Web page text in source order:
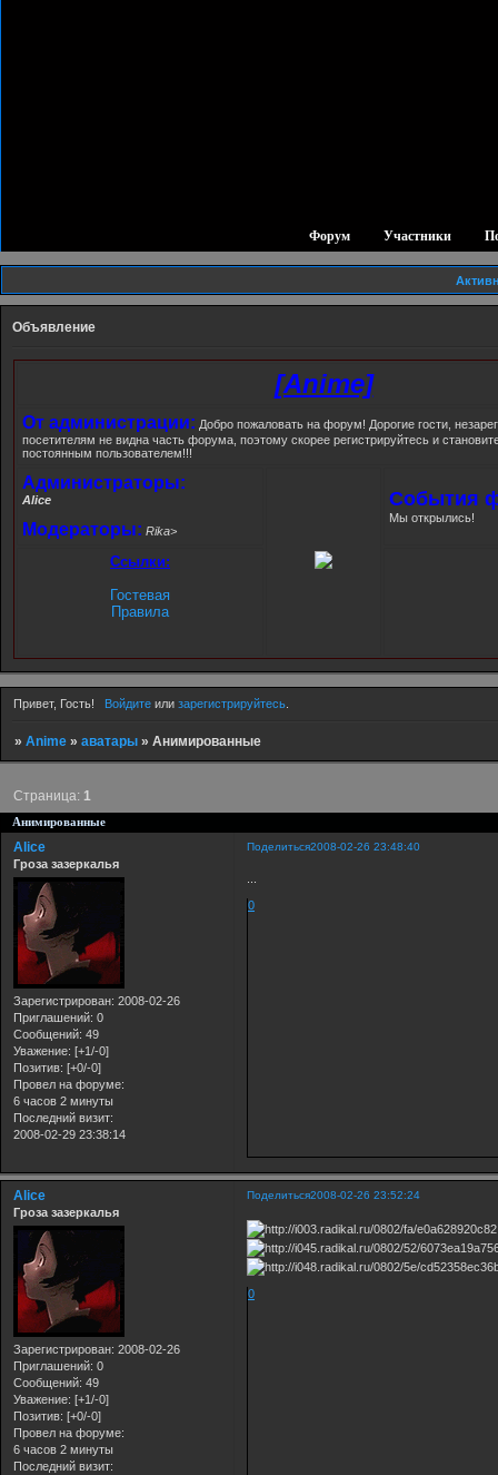
Форум Участники
Объявление
[Anime]
От администрации: Добро пожаловать на форум! Дорогие гости,
посетителям не видна часть форума, поэтому скорее регистрируйтесь и
постоянным пользователем!!!
Администраторы:
Alice
Модераторы: Rika>
События
Мы открылись!
Ссылки:
Гостевая
Правила
Привет, Гость! Войдитеили зарегистрируйтесь.
»Anime »аватары »Анимированные
Анимированные
Страница: 1
Поделиться2008-02-26 23:48:40
Alice
Гроза зазеркалья
Зарегистрирован: 2008-02-26
Приглашений: 0
Сообщений: 49
Уважение: [+1/-0]
Позитив: [+0/-0]
Провел на форуме:
6 часов 2 минуты
Последний визит:
2008-02-29 23:38:14
0
Поделиться2008-02-26 23:52:24
Alice
Гроза зазеркалья
Зарегистрирован: 2008-02-26
Приглашений: 0
Сообщений: 49
Уважение: [+1/-0]
Позитив: [+0/-0]
Провел на форуме:
6 часов 2 минуты
Последний визит:
0